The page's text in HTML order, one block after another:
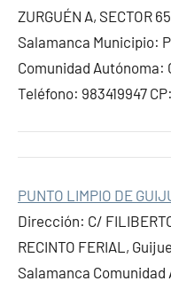
ZURGUÉN A, SECTOR
Salamanca Municipio:
Comunidad Autónoma:
Teléfono: 983419947
PUNTO LIMPIO DE
Dirección: C/
RECINTO FERIAL,
Salamanca